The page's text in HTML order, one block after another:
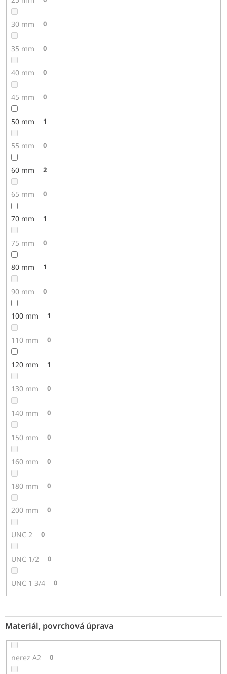
30 mm 0
35 mm 0
40 mm 0
45 mm 0
50 mm 1
55 mm 0
60 mm 2
65 mm 0
70 mm 1
75 mm 0
80 mm 1
90 mm 0
100 mm 1
110 mm 0
120 mm 1
130 mm 0
140 mm 0
150 mm 0
160 mm 0
180 mm 0
200 mm 0
UNC 2 0
UNC 1/2 0
UNC 1 3/4 0
Materiál, povrchová úprava
nerez A2 0